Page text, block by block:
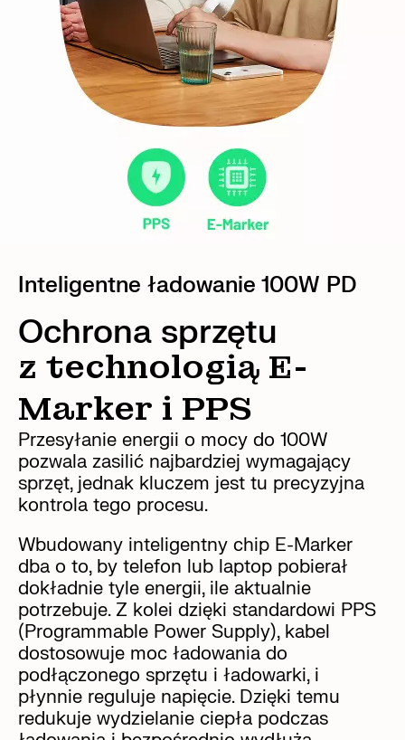
Inteligentne ładowanie 100W PD
Ochrona sprzętu
z technologią E-
Marker i PPS
Przesyłanie energii o mocy do 100W
pozwala zasilić najbardziej wymagający
sprzęt, jednak kluczem jest tu precyzyjna
kontrola tego procesu.
Wbudowany inteligentny chip E-Marker
dba o to, by telefon lub laptop pobierał
dokładnie tyle energii, ile aktualnie
potrzebuje. Z kolei dzięki standardowi PPS
(Programmable Power Supply), kabel
dostosowuje moc ładowania do
podłączonego sprzętu i ładowarki, i
płynnie reguluje napięcie. Dzięki temu
redukuje wydzielanie ciepła podczas